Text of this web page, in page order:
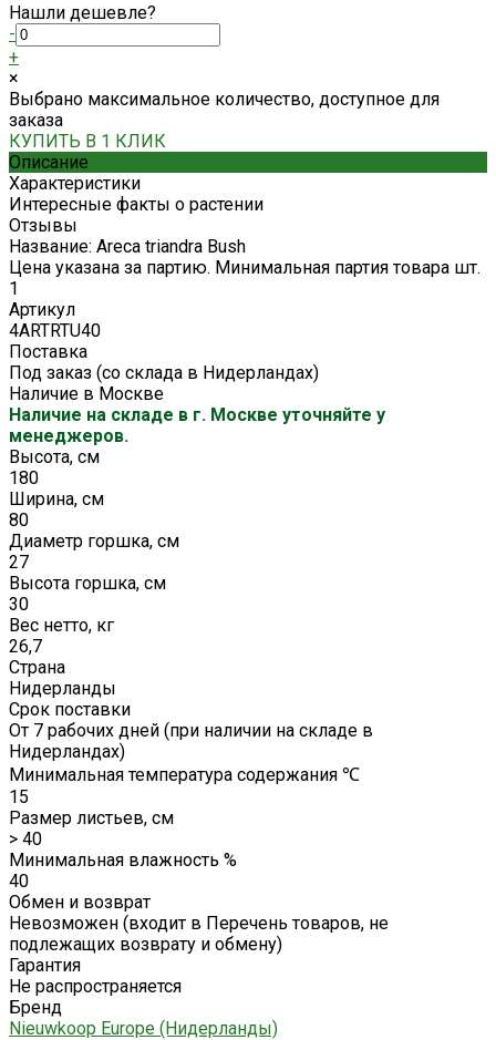
Нашли дешевле?
-
+
×
Выбрано максимальное количество, доступное для
заказа
КУПИТЬ В 1 КЛИК
Описание
Характеристики
Интересные факты о растении
Отзывы
Название: Areca triandra Bush
Цена указана за партию. Минимальная партия товара шт.
1
Артикул
4ARTRTU40
Поставка
Под заказ (со склада в Нидерландах)
Наличие в Москве
Наличие на складе в г. Москве уточняйте у
менеджеров.
Высота, см
180
Ширина, см
80
Диаметр горшка, см
27
Высота горшка, см
30
Вес нетто, кг
26,7
Страна
Нидерланды
Срок поставки
От 7 рабочих дней (при наличии на складе в
Нидерландах)
Минимальная температура содержания ℃
15
Размер листьев, см
> 40
Минимальная влажность %
40
Обмен и возврат
Невозможен (входит в Перечень товаров, не
подлежащих возврату и обмену)
Гарантия
Не распространяется
Бренд
Nieuwkoop Europe (Нидерланды)